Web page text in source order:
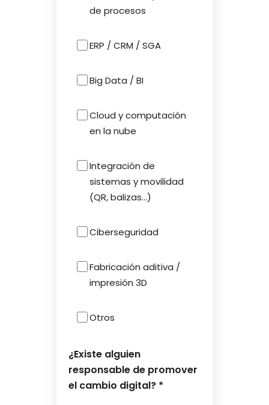
de procesos
ERP / CRM / SGA
Big Data / BI
Cloud y computación
en la nube
Integración de
sistemas y movilidad
(QR, balizas...)
Ciberseguridad
Fabricación aditiva /
impresión 3D
Otros
¿Existe alguien
responsable de promover
el cambio digital? *